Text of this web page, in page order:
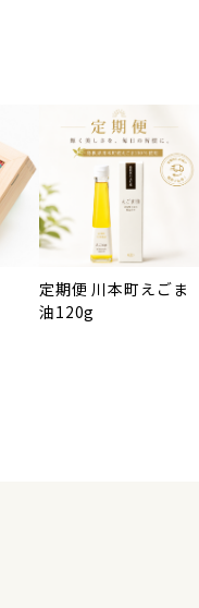
定期便 川本町えごま
油120g